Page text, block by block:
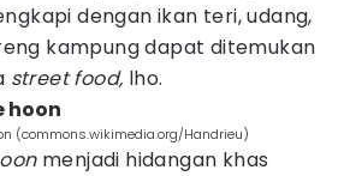
dengan ikan teri, udang,
kampung dapat ditemukan
street food, lho.
hoon
(commons.wikimedia.org/Handrieu)
menjadi hidangan khas